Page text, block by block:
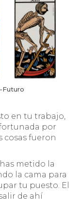
Futuro
en tu trabajo,
por
cosas fueron
metido la
la cama para
tu puesto. El
de ahí